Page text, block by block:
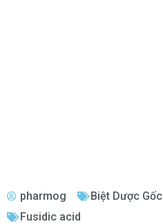
pharmog Biệt Dược Gốc
Fusidic acid